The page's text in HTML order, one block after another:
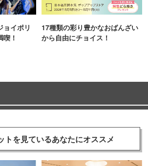
ョイポリ
！
17種類の彩り豊かなおばんざい
から自由にチョイス！
トを見ているあなたにオススメ